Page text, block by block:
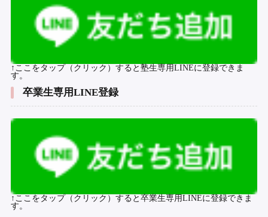
↑ここをタップ（クリック）すると塾生専用LINEに登録できま
す。
卒業生専用LINE登録
↑ここをタップ（クリック）すると卒業生専用LINEに登録できま
す。